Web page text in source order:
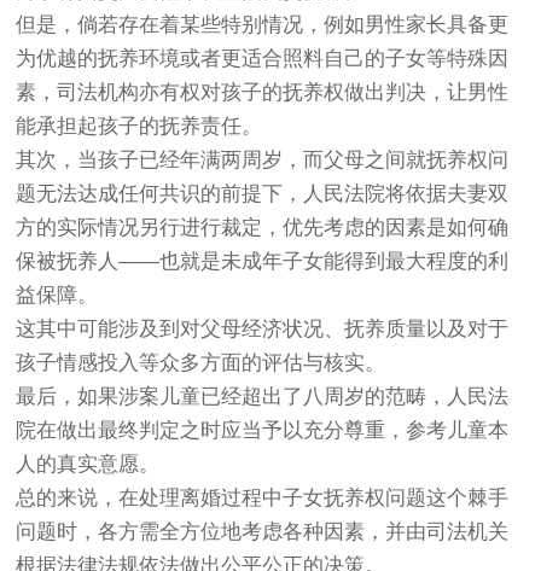
但是，倘若存在着某些特别情况，例如男性家长具备更
为优越的抚养环境或者更适合照料自己的子女等特殊因
素，司法机构亦有权对孩子的抚养权做出判决，让男性
能承担起孩子的抚养责任。
其次，当孩子已经年满两周岁，而父母之间就抚养权问
题无法达成任何共识的前提下，人民法院将依据夫妻双
方的实际情况另行进行裁定，优先考虑的因素是如何确
保被抚养人——也就是未成年子女能得到最大程度的利
益保障。
这其中可能涉及到对父母经济状况、抚养质量以及对于
孩子情感投入等众多方面的评估与核实。
最后，如果涉案儿童已经超出了八周岁的范畴，人民法
院在做出最终判定之时应当予以充分尊重，参考儿童本
人的真实意愿。
总的来说，在处理离婚过程中子女抚养权问题这个棘手
问题时，各方需全方位地考虑各种因素，并由司法机关
根据法律法规依法做出公平公正的决策。